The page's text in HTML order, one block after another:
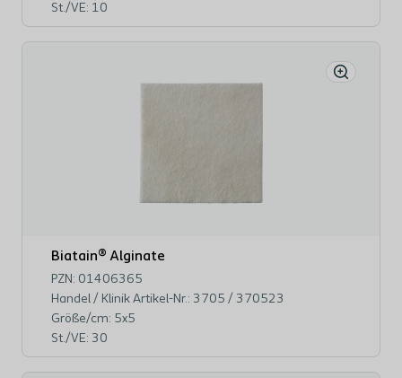
St./VE: 10
Biatain® Alginate
PZN: 01406365
Handel / Klinik Artikel-Nr.: 3705 / 370523
Größe/cm: 5x5
St./VE: 30